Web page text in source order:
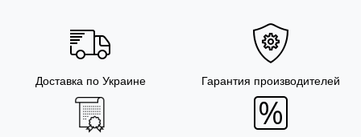
Доставка по Украине Гарантия производителей